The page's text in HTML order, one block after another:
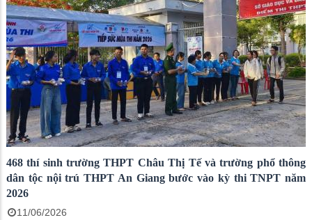
468 thí sinh trường THPT Châu Thị Tế và trường phổ thông
dân tộc nội trú THPT An Giang bước vào kỳ thi TNPT năm
2026
11/06/2026